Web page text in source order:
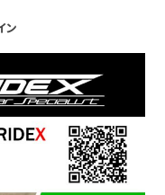
ン